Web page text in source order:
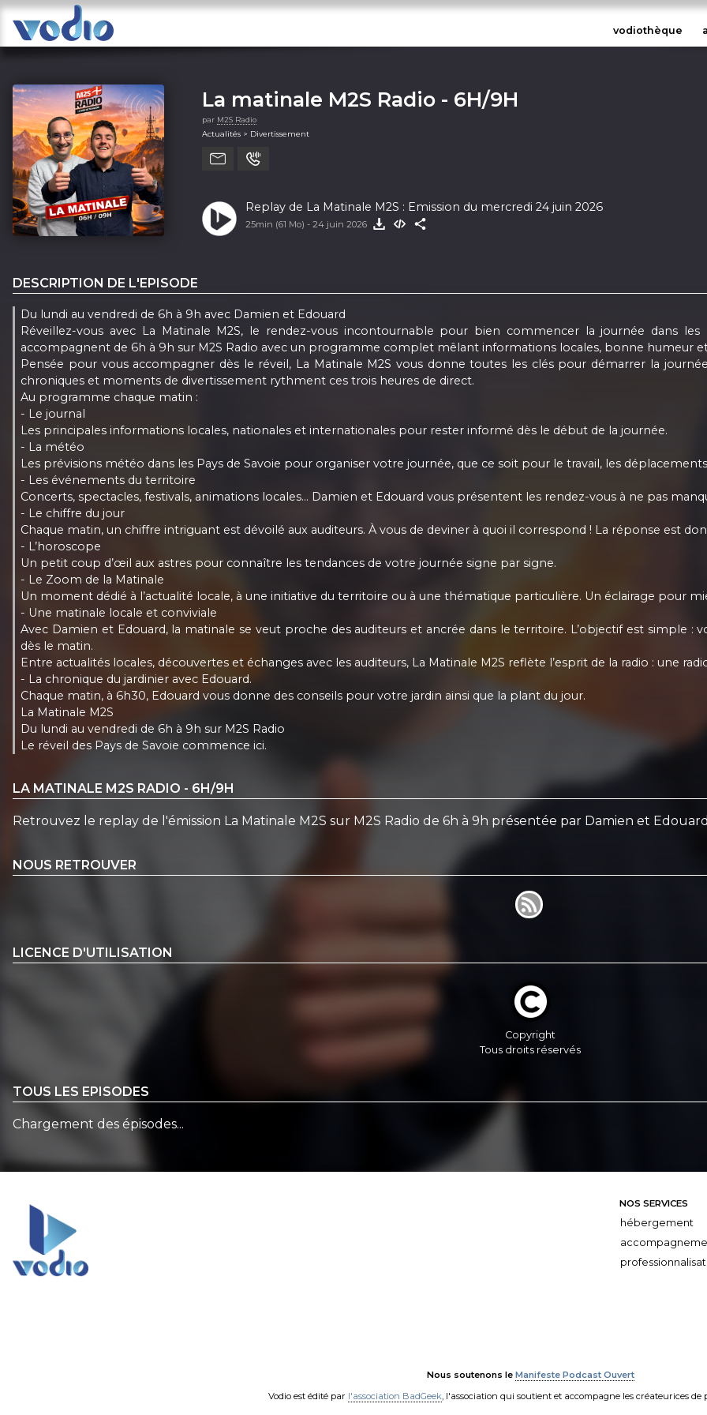
vodiothèque
La matinale M2S Radio - 6H/9H
par M2S Radio
Actualités > Divertissement
Replay de La Matinale M2S : Emission du mercredi 24 juin 2026
25min (61 Mo) - 24 juin 2026
DESCRIPTION DE L'EPISODE
Du lundi au vendredi de 6h à 9h avec Damien et Edouard
Réveillez-vous avec La Matinale M2S, le rendez-vous incontournable pour bien commencer la journée dans
accompagnent de 6h à 9h sur M2S Radio avec un programme complet mêlant informations locales, bonne humeur
Pensée pour vous accompagner dès le réveil, La Matinale M2S vous donne toutes les clés pour démarrer la
chroniques et moments de divertissement rythment ces trois heures de direct.
Au programme chaque matin :
- Le journal
Les principales informations locales, nationales et internationales pour rester informé dès le début de la journée.
- La météo
Les prévisions météo dans les Pays de Savoie pour organiser votre journée, que ce soit pour le travail, les
- Les événements du territoire
Concerts, spectacles, festivals, animations locales… Damien et Edouard vous présentent les rendez-vous à ne pas
- Le chiffre du jour
Chaque matin, un chiffre intriguant est dévoilé aux auditeurs. À vous de deviner à quoi il correspond ! La réponse est
- L’horoscope
Un petit coup d’œil aux astres pour connaître les tendances de votre journée signe par signe.
- Le Zoom de la Matinale
Un moment dédié à l’actualité locale, à une initiative du territoire ou à une thématique particulière. Un éclairage pour
- Une matinale locale et conviviale
Avec Damien et Edouard, la matinale se veut proche des auditeurs et ancrée dans le territoire. L’objectif est simple
dès le matin.
Entre actualités locales, découvertes et échanges avec les auditeurs, La Matinale M2S reflète l’esprit de la radio : une
- La chronique du jardinier avec Edouard.
Chaque matin, à 6h30, Edouard vous donne des conseils pour votre jardin ainsi que la plant du jour.
La Matinale M2S
Du lundi au vendredi de 6h à 9h sur M2S Radio
Le réveil des Pays de Savoie commence ici.
LA MATINALE M2S RADIO - 6H/9H
Retrouvez le replay de l'émission La Matinale M2S sur M2S Radio de 6h à 9h présentée par Damien et
NOUS RETROUVER
LICENCE D'UTILISATION
Copyright
Tous droits réservés
TOUS LES EPISODES
Chargement des épisodes...
NOS SERVICES
hébergement
Nous soutenons le Manifeste Podcast Ouvert
Vodio est édité par l'association BadGeek , l'association qui soutient et accompagne les créateurices de